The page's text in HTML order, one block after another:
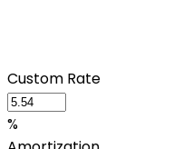
Custom Rate
%